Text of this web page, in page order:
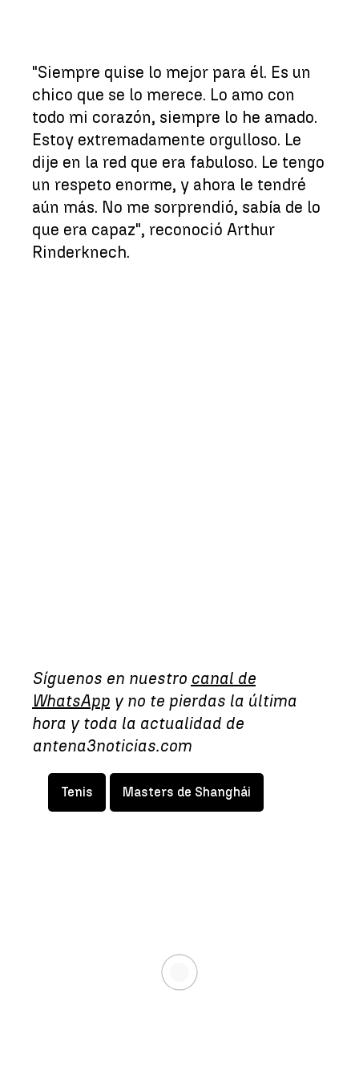
"Siempre quise lo mejor para él. Es un
chico que se lo merece. Lo amo con
todo mi corazón, siempre lo he amado.
Estoy extremadamente orgulloso. Le
dije en la red que era fabuloso. Le tengo
un respeto enorme, y ahora le tendré
aún más. No me sorprendió, sabía de lo
que era capaz", reconoció Arthur
Rinderknech.
Síguenos en nuestro canal de
WhatsApp y no te pierdas la última
hora y toda la actualidad de
antena3noticias.com
Tenis Masters de Shanghái